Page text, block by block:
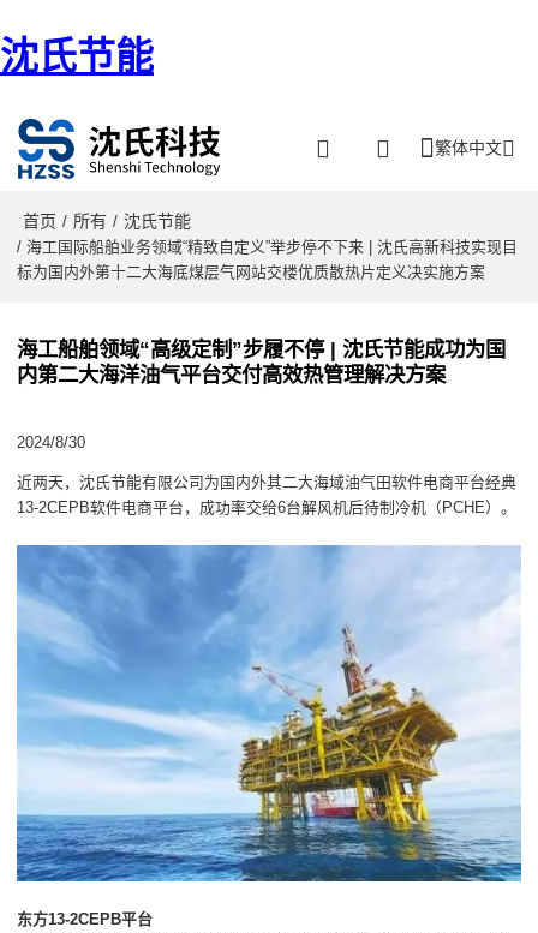
沈氏节能
繁体中文
首页 / 所有 / 沈氏节能
/ 海工国际船舶业务领域“精致自定义”举步停不下来 | 沈氏高新科技实现目
标为国内外第十二大海底煤层气网站交楼优质散热片定义决实施方案
海工船舶领域“高级定制”步履不停 | 沈氏节能成功为国
内第二大海洋油气平台交付高效热管理解决方案
2024/8/30
近两天，沈氏节能有限公司为国内外其二大海域油气田软件电商平台经典
13-2CEPB软件电商平台，成功率交给6台解风机后待制冷机（PCHE）。
东方13-2CEPB平台